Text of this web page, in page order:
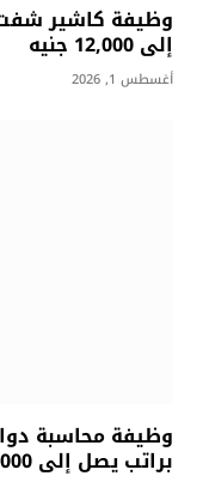
وظيفة كاشير
إلى 12,000 جنيه
أغسطس 1, 2026
وظيفة محاسبة
براتب يصل إلى 8,000 جنيه شهريًا